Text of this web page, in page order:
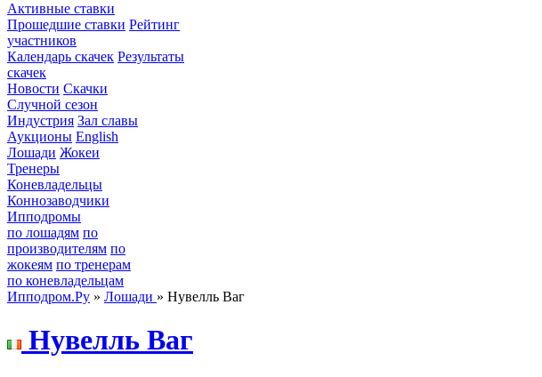
Активные ставки
Прошедшие ставки Рейтинг
участников
Календарь скачек Результаты
скачек
Новости Скачки
Случной сезон
Индустрия Зал славы
Аукционы English
Лошади Жокеи
Тренеры
Коневладельцы
Коннозаводчики
Ипподромы
по лошадям по
производителям по
жокеям по тренерам
по коневладельцам
Ипподром.Ру » Лошади » Нувелль Ваг
Нувелль Baг